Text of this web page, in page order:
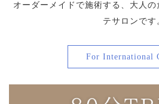
オーダーメイドで施術する、大人
テサロンです
For International